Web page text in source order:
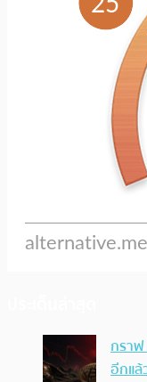
กรา
อีกแล้